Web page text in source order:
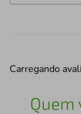
Carregando
Quem